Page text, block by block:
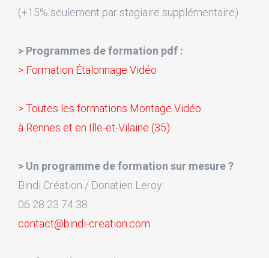
(+15% seulement par stagiaire supplémentaire)
> Programmes de formation pdf :
> Formation Étalonnage Vidéo
> Toutes les formations Montage Vidéo
à Rennes et en Ille-et-Vilaine (35)
> Un programme de formation sur mesure ?
Bindi Création / Donatien Leroy
06 28 23 74 38
contact@bindi-creation.com